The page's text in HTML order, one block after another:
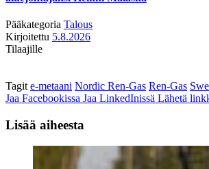
Pääkategoria Talous
Kirjoitettu 5.8.2026
Tilaajille
Tagit e-metaani Nordic Ren-Gas Ren-Gas
Jaa Facebookissa Jaa LinkedInissä Lähetä
Lisää aiheesta